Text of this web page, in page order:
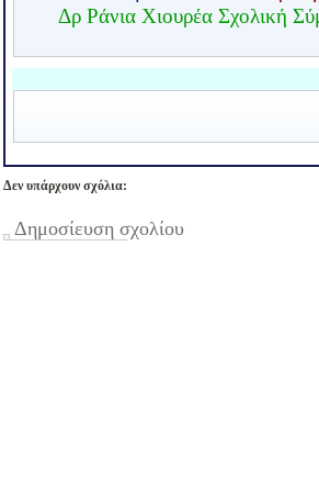
Δρ Ράνια Χιουρέα Σχολική
Δεν υπάρχουν σχόλια:
Δημοσίευση σχολίου